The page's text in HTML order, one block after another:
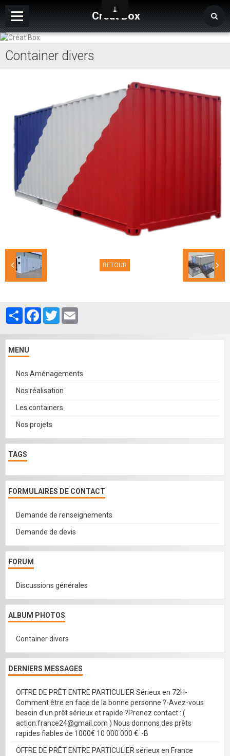
Créat'Box
Page d'accueil
Forums de discussion
Container divers
RETOUR
PartagerFacebook
Twitter
MENU
Nos Aménagements
Nos réalisation
Les containers
Nos projets
TAGS
FORMULAIRES DE CONTACT
Demande de renseignements
Demande de devis
FORUM
Discussions générales
ALBUM PHOTOS
Container divers
DERNIERS MESSAGES
OFFRE DE PRÊT ENTRE PARTICULIER Sérieux en 72H-
Comment être en face de la bonne personne ?-Avez-vous
besoin d'un prêt sérieux et rapide ?Prenez contact : (
action.france24@gmail.com ) Nous donnons des prêts
rapides fiables de 1000€ 10 000 000 €. -B
OFFRE DE PRÊT ENTRE PARTICULIER sérieux en France